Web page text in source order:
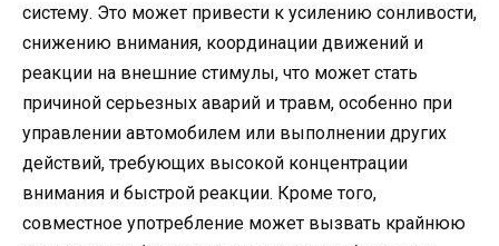
систему. Это может привести к усилению сонливости,
снижению внимания, координации движений и
реакции на внешние стимулы, что может стать
причиной серьезных аварий и травм, особенно при
управлении автомобилем или выполнении других
действий, требующих высокой концентрации
внимания и быстрой реакции. Кроме того,
совместное употребление может вызвать крайнюю